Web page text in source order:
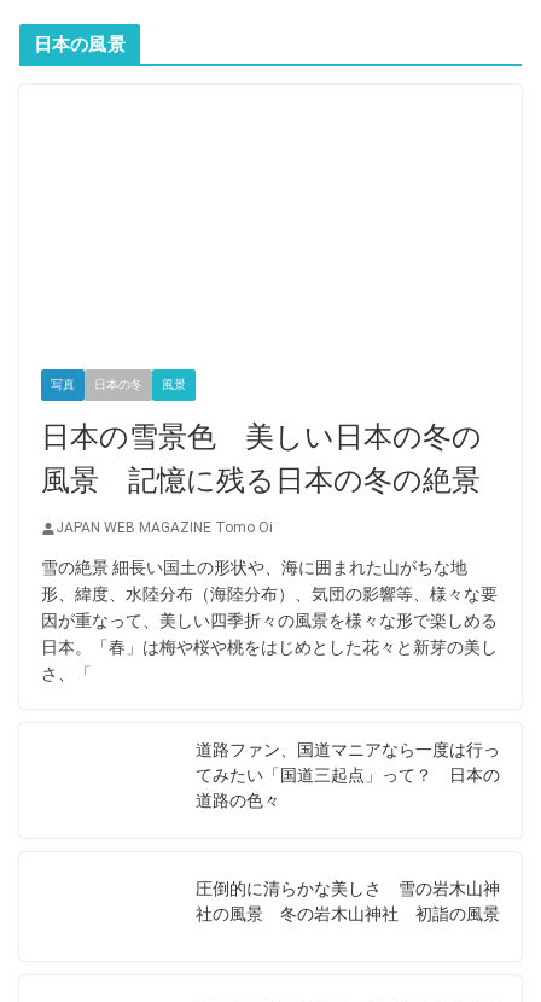
日本の風景
写真 日本の冬 風景
日本の雪景色 美しい日本の冬の
風景 記憶に残る日本の冬の絶景
JAPAN WEB MAGAZINE Tomo Oi
雪の絶景 細長い国土の形状や、海に囲まれた山がちな地
形、緯度、水陸分布（海陸分布）、気団の影響等、様々な要
因が重なって、美しい四季折々の風景を様々な形で楽しめる
日本。「春」は梅や桜や桃をはじめとした花々と新芽の美し
さ、「
道路ファン、国道マニアなら一度は行っ
てみたい「国道三起点」って？ 日本の
道路の色々
圧倒的に清らかな美しさ 雪の岩木山神
社の風景 冬の岩木山神社 初詣の風景